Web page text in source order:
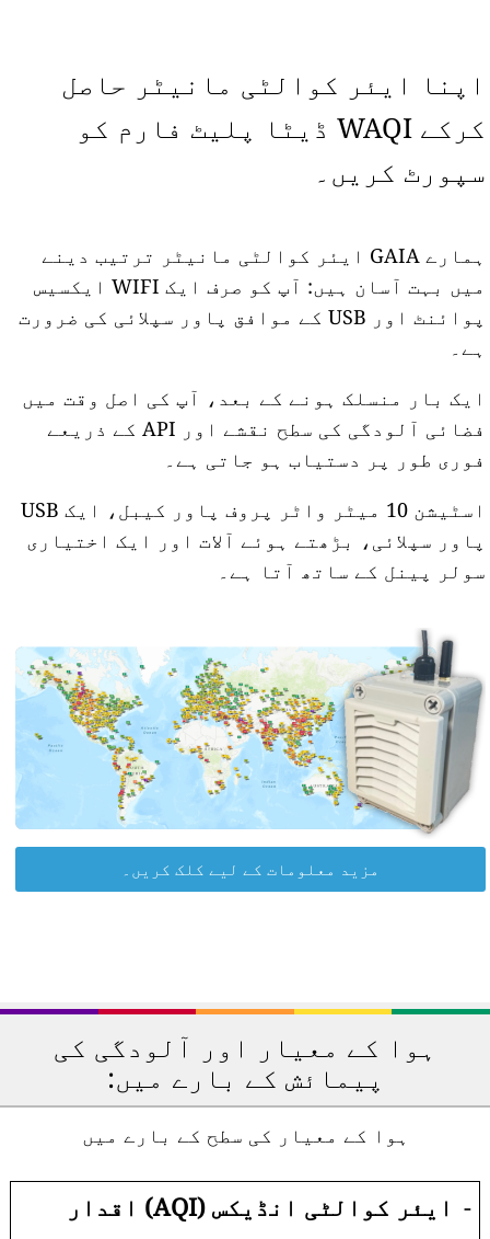
اپنا ایئر کوالٹی مانیٹر حاصل
کرکے WAQI ڈیٹا پلیٹ فارم کو
سپورٹ کریں۔
ہمارے GAIA ایئر کوالٹی مانیٹر ترتیب دینے
میں بہت آسان ہیں: آپ کو صرف ایک WIFI ایکسیس
پوائنٹ اور USB کے موافق پاور سپلائی کی ضرورت
ہے۔
ایک بار منسلک ہونے کے بعد، آپ کی اصل وقت میں
فضائی آلودگی کی سطح نقشے اور API کے ذریعے
فوری طور پر دستیاب ہو جاتی ہے۔
اسٹیشن 10 میٹر واٹر پروف پاور کیبل، ایک USB
پاور سپلائی، بڑھتے ہوئے آلات اور ایک اختیاری
سولر پینل کے ساتھ آتا ہے۔
مزید معلومات کے لیے کلک کریں۔
ہوا کے معیار اور آلودگی کی
پیمائش کے بارے میں:
ہوا کے معیار کی سطح کے بارے میں
- ایئر کوالٹی انڈیکس (AQI) اقدار